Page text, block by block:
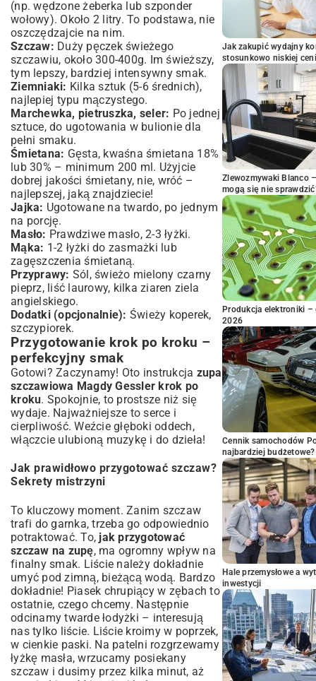
(np. wędzone żeberka lub szponder
wołowy). Około 2 litry. To podstawa, nie
oszczędzajcie na nim.
Szczaw: Duży pęczek świeżego
szczawiu, około 300-400g. Im świeższy,
tym lepszy, bardziej intensywny smak.
Ziemniaki: Kilka sztuk (5-6 średnich),
najlepiej typu mączystego.
Marchewka, pietruszka, seler: Po jednej
sztuce, do ugotowania w bulionie dla
pełni smaku.
Śmietana: Gęsta, kwaśna śmietana 18%
lub 30% – minimum 200 ml. Użyjcie
dobrej jakości śmietany, nie, wróć –
najlepszej, jaką znajdziecie!
Jajka: Ugotowane na twardo, po jednym
na porcję.
Masło: Prawdziwe masło, 2-3 łyżki.
Mąka: 1-2 łyżki do zasmażki lub
zagęszczenia śmietaną.
Przyprawy: Sól, świeżo mielony czarny
pieprz, liść laurowy, kilka ziaren ziela
angielskiego.
Dodatki (opcjonalnie): Świeży koperek,
szczypiorek.
Przygotowanie krok po kroku –
perfekcyjny smak
Gotowi? Zaczynamy! Oto instrukcja zupa
szczawiowa Magdy Gessler krok po
kroku. Spokojnie, to prostsze niż się
wydaje. Najważniejsze to serce i
cierpliwość. Weźcie głęboki oddech,
włączcie ulubioną muzykę i do dzieła!
Jak prawidłowo przygotować szczaw?
Sekrety mistrzyni
To kluczowy moment. Zanim szczaw
trafi do garnka, trzeba go odpowiednio
potraktować. To, jak przygotować
szczaw na zupę, ma ogromny wpływ na
finalny smak. Liście należy dokładnie
umyć pod zimną, bieżącą wodą. Bardzo
dokładnie! Piasek chrupiący w zębach to
ostatnie, czego chcemy. Następnie
odcinamy twarde łodyżki – interesują
nas tylko liście. Liście kroimy w poprzek,
w cienkie paski. Na patelni rozgrzewamy
łyżkę masła, wrzucamy posiekany
szczaw i dusimy przez kilka minut, aż
Jak zakupić wydajny
stosunkowo niskiej
Zlewozmywaki Blanco
mogą się nie
Produkcja elektroniki –
2026
Cennik samochodów
najbardziej budżetowe?
Hale przemysłowe a
inwestycji